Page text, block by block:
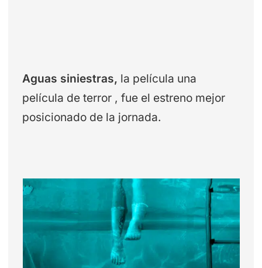
Aguas siniestras, la película una
película de terror , fue el estreno mejor
posicionado de la jornada.